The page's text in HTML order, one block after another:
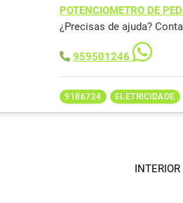
POTENCIOMETRO DE
¿Precisas de ajuda?
959501246
9186724 ELETRICIDADE
INTERIOR